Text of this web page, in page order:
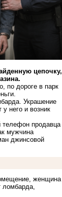
цепочку,
по дороге в парк
Украшение
него и возник
телефон продавца
мужчина
джинсовой
женщина